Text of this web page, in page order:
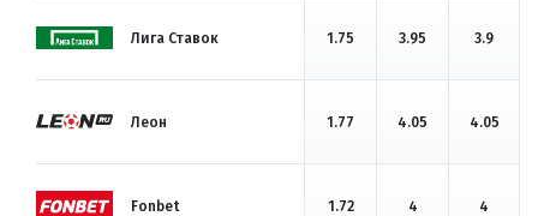
Лига Ставок 1.75 3.95 3.9
Леон 1.77 4.05 4.05
Fonbet 1.72 4 4